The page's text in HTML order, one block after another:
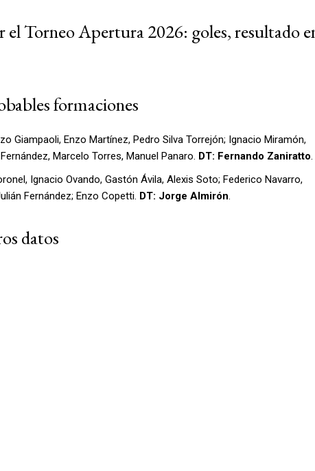
Torneo Apertura 2026: goles, resultado
formaciones
Giampaoli, Enzo Martínez, Pedro Silva Torrejón; Ignacio Miramón,
Marcelo Torres, Manuel Panaro. DT: Fernando Zaniratto.
Ignacio Ovando, Gastón Ávila, Alexis Soto; Federico Navarro,
Fernández; Enzo Copetti. DT: Jorge Almirón.
datos